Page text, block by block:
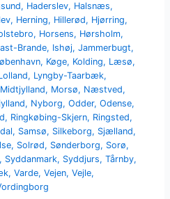
, Haderslev, Halsnæs,
, Herning, Hillerød, Hjørring,
, Horsens, Hørsholm,
Brande, Ishøj,Jammerbugt,
, Køge, Kolding, Læsø,
, Lyngby-Taarbæk,
Midtjylland, Morsø, Næstved,
, Nyborg,Odder,Odense,
, Ringkøbing-Skjern, Ringsted,
, Samsø, Silkeborg, Sjælland,
, Solrød, Sønderborg, Sorø,
, Syddanmark, Syddjurs,Tårnby,
,Varde,Vejen,Vejle,